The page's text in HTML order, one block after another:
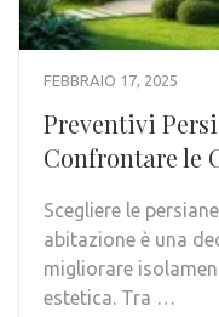
FEBBRAIO 17, 2025
Preventivi
Confrontare le
Scegliere le
abitazione è una
migliorare
estetica. Tra …